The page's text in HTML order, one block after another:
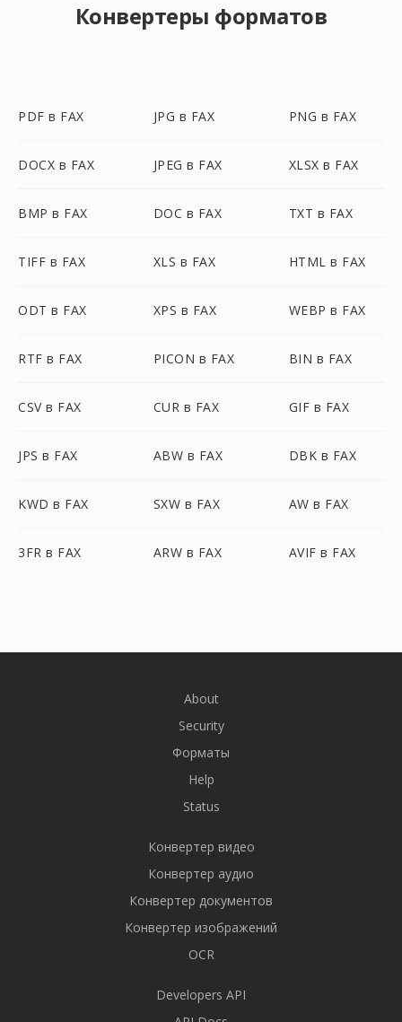
Конвертеры форматов
PDF в FAX JPG в FAX PNG в FAX
DOCX в FAX JPEG в FAX XLSX в FAX
BMP в FAX DOC в FAX TXT в FAX
TIFF в FAX XLS в FAX HTML в FAX
ODT в FAX XPS в FAX WEBP в FAX
RTF в FAX PICON в FAX BIN в FAX
CSV в FAX CUR в FAX GIF в FAX
JPS в FAX ABW в FAX DBK в FAX
KWD в FAX SXW в FAX AW в FAX
3FR в FAX ARW в FAX AVIF в FAX
About
Security
Форматы
Help
Status
Конвертер видео
Конвертер аудио
Конвертер документов
Конвертер изображений
OCR
Developers API